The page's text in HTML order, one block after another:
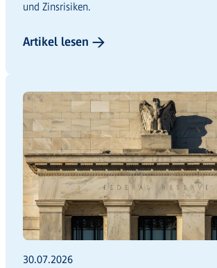
und Zinsrisiken.
Artikel lesen →
30.07.2026